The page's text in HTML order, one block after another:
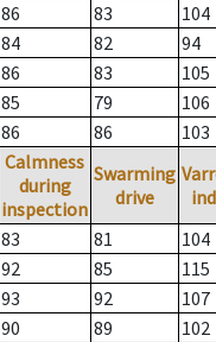
86 83 104
84 82 94
86 83 105
85 79 106
86 86 103
Calmness
during
inspection
Swarming
drive
83 81 104
92 85 115
93 92 107
90 89 102